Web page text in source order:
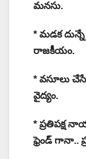
మనసు.
* మడక దున్నే
రాజకీయం.
* వసూలు
వైద్యం.
* ప్రతిపక్ష
ఫ్రెండ్ గానా..